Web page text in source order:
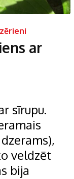
ar
sīrupu.
veldzēt
bija